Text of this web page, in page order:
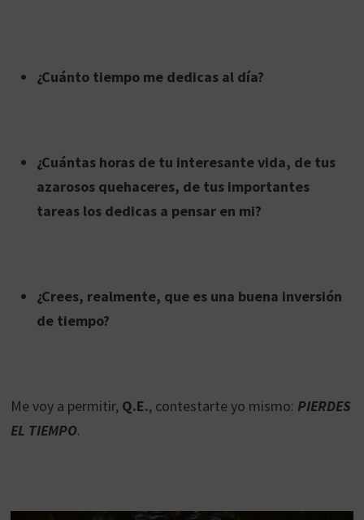
¿Cuánto tiempo me dedicas al día?
¿Cuántas horas de tu interesante vida, de tus
azarosos quehaceres, de tus importantes
tareas los dedicas a pensar en mi?
¿Crees, realmente, que es una buena inversión
de tiempo?
Me voy a permitir, Q.E., contestarte yo mismo: PIERDES
EL TIEMPO.